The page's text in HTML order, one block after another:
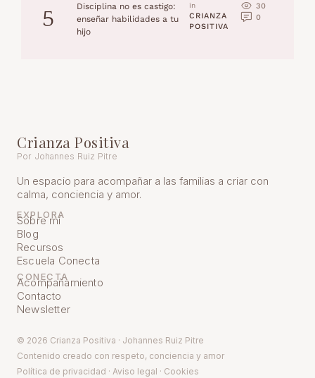
5
Disciplina no es castigo:
enseñar habilidades a tu
hijo
in
CRIANZA
POSITIVA
30
0
Crianza Positiva
Por Johannes Ruiz Pitre
Un espacio para acompañar a las familias a criar con
calma, conciencia y amor.
EXPLORA
Sobre mí
Blog
Recursos
Escuela Conecta
CONECTA
Acompañamiento
Contacto
Newsletter
© 2026 Crianza Positiva · Johannes Ruiz Pitre
Contenido creado con respeto, conciencia y amor
Política de privacidad · Aviso legal · Cookies